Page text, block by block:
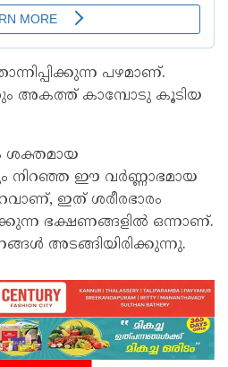
പഴമാണ്.
അകത്ത് കാമ്പോടു കൂടിയ
നിറഞ്ഞ ഈ വർണ്ണാഭമായ
ഇത് ശരീരഭാരം
ഭക്ഷണങ്ങളിൽ ഒന്നാണ്.
അടങ്ങിയിരിക്കുന്നു.